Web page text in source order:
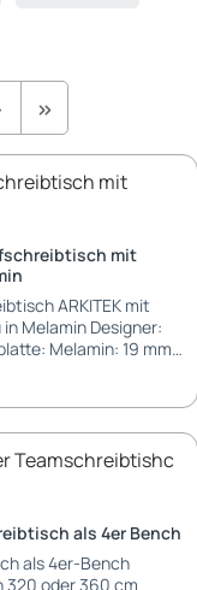
mit
ARKITEK mit
Melamin Designer:
19 mm
Pad
silber (gegen
durchgehend weiss
Kabelkanal
als 4er Bench
als 4er-Bench
320 oder 360 cm